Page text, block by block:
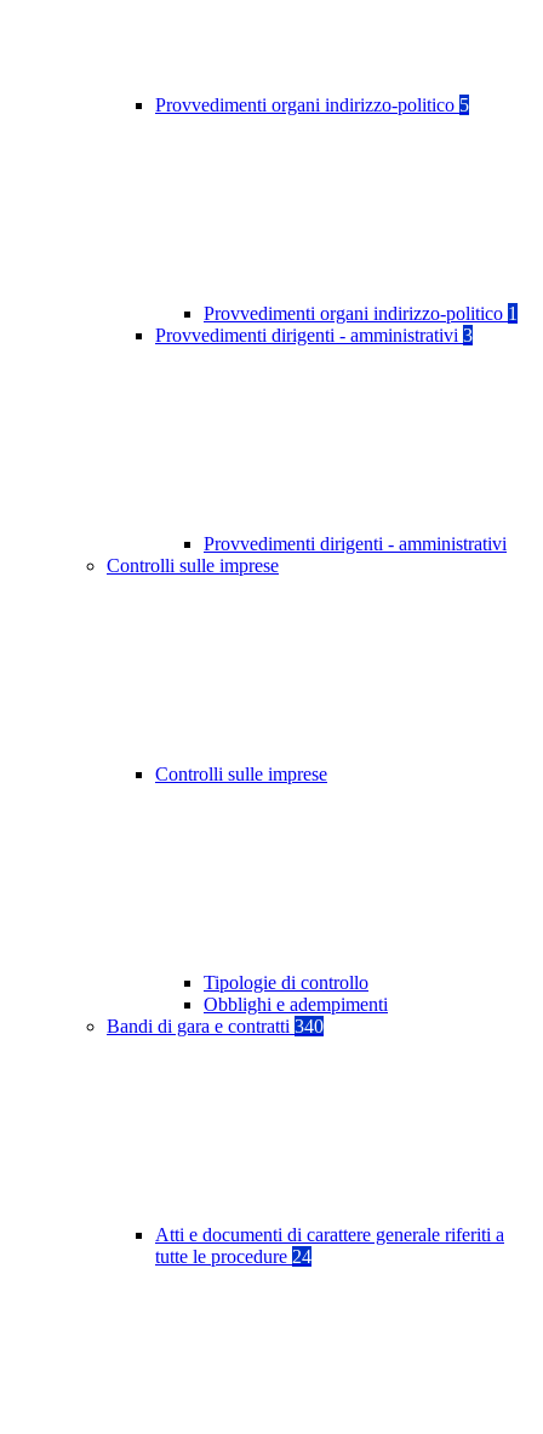
Provvedimenti organi indirizzo-politico 5
Provvedimenti organi indirizzo-politico 1
Provvedimenti dirigenti - amministrativi 3
Provvedimenti dirigenti - amministrativi
Controlli sulle imprese
Controlli sulle imprese
Tipologie di controllo
Obblighi e adempimenti
Bandi di gara e contratti 340
Atti e documenti di carattere generale riferiti a
tutte le procedure 24